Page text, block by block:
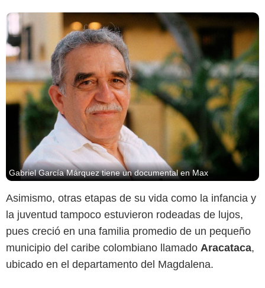
Gabriel García Márquez tiene un documental en Max
Asimismo, otras etapas de su vida como la infancia y
la juventud tampoco estuvieron rodeadas de lujos,
pues creció en una familia promedio de un pequeño
municipio del caribe colombiano llamado Aracataca,
ubicado en el departamento del Magdalena.